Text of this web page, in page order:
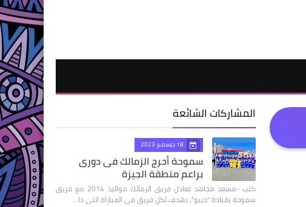
المشاركات الشائعة
18 ديسمبر 2023
سموحة أحرج الزمالك فى دورى
براعم منطقة الجيزة
كتب -مسعد مجاهد تعادل فريق الزمالك مواليد 2014 مع فريق
سموحة بقيادة "ديبو"، بهدف لكل فريق فى المباراة التى دا…